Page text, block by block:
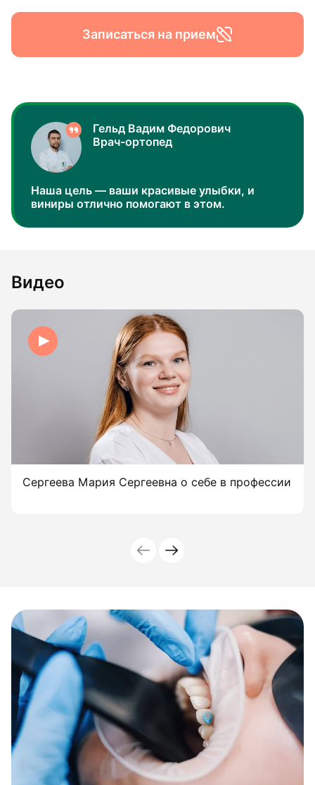
Записаться на прием
Гельд Вадим Федорович
Врач-ортопед
Наша цель — ваши красивые улыбки, и
виниры отлично помогают в этом.
Видео
Сергеева Мария Сергеевна о себе в профессии